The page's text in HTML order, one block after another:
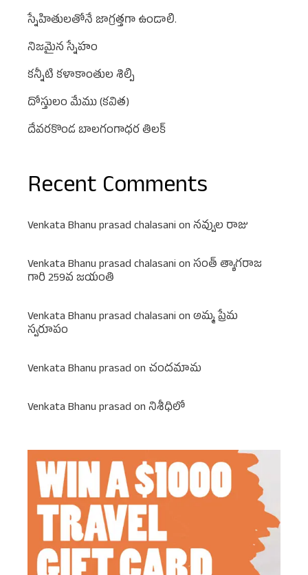
స్నేహితులతోనే జాగ్రత్తగా ఉండాలి.
నిజమైన స్నేహం
కన్నీటి కళాకాంతుల శిల్పి
దోస్తులం మేము (కవిత)
దేవరకొండ బాలగంగాధర తిలక్
Recent Comments
Venkata Bhanu prasad chalasani on నవ్వుల రాజు
Venkata Bhanu prasad chalasani on సంత్ త్యాగరాజ
గారి 259వ జయంతి
Venkata Bhanu prasad chalasani on అమ్మ ప్రేమ
స్వరూపం
Venkata Bhanu prasad on చందమామ
Venkata Bhanu prasad on నిశీధిలో